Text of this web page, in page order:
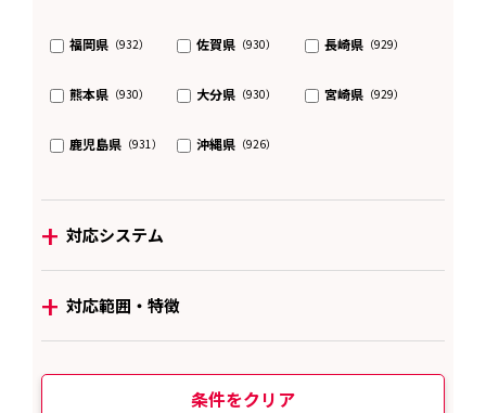
福岡県（932） 佐賀県 （930） 長崎県 （929）
熊本県（930） 大分県 （930） 宮崎県 （929）
鹿児島県（931） 沖縄県 （926）
+ 対応システム
+ 対応範囲・特徴
条件をクリア